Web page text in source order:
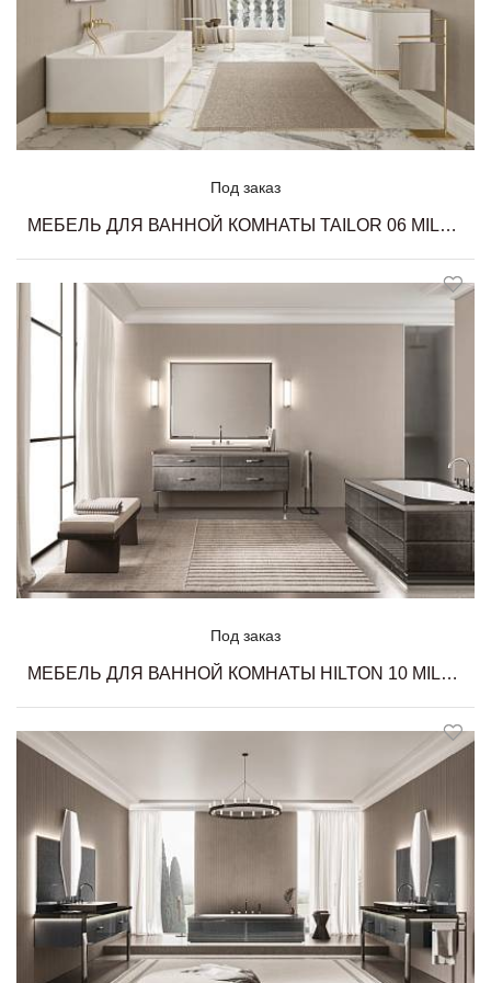
Под заказ
МЕБЕЛЬ ДЛЯ ВАННОЙ КОМНАТЫ TAILOR 06 MILLDUE
Под заказ
МЕБЕЛЬ ДЛЯ ВАННОЙ КОМНАТЫ HILTON 10 MILLDUE